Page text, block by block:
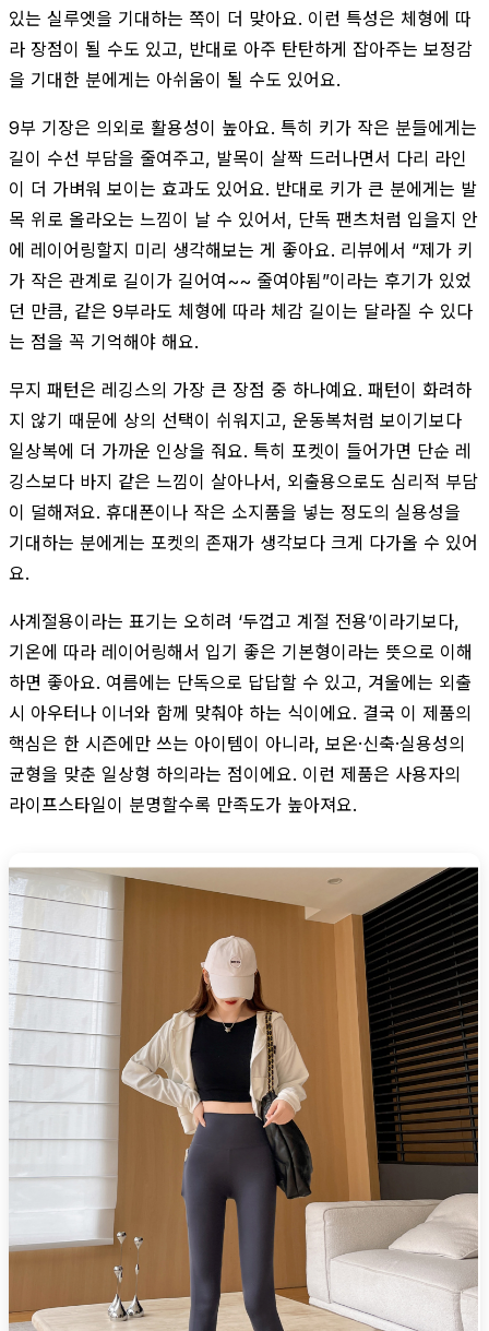
있는 실루엣을 기대하는 쪽이 더 맞아요. 이런 특성은 체형에 따
라 장점이 될 수도 있고, 반대로 아주 탄탄하게 잡아주는 보정감
을 기대한 분에게는 아쉬움이 될 수도 있어요.
9부 기장은 의외로 활용성이 높아요. 특히 키가 작은 분들에게는
길이 수선 부담을 줄여주고, 발목이 살짝 드러나면서 다리 라인
이 더 가벼워 보이는 효과도 있어요. 반대로 키가 큰 분에게는 발
목 위로 올라오는 느낌이 날 수 있어서, 단독 팬츠처럼 입을지 안
에 레이어링할지 미리 생각해보는 게 좋아요. 리뷰에서 “제가 키
가 작은 관계로 길이가 길어여~~ 줄여야됨”이라는 후기가 있었
던 만큼, 같은 9부라도 체형에 따라 체감 길이는 달라질 수 있다
는 점을 꼭 기억해야 해요.
무지 패턴은 레깅스의 가장 큰 장점 중 하나예요. 패턴이 화려하
지 않기 때문에 상의 선택이 쉬워지고, 운동복처럼 보이기보다
일상복에 더 가까운 인상을 줘요. 특히 포켓이 들어가면 단순 레
깅스보다 바지 같은 느낌이 살아나서, 외출용으로도 심리적 부담
이 덜해져요. 휴대폰이나 작은 소지품을 넣는 정도의 실용성을
기대하는 분에게는 포켓의 존재가 생각보다 크게 다가올 수 있어
요.
사계절용이라는 표기는 오히려 ‘두껍고 계절 전용’이라기보다,
기온에 따라 레이어링해서 입기 좋은 기본형이라는 뜻으로 이해
하면 좋아요. 여름에는 단독으로 답답할 수 있고, 겨울에는 외출
시 아우터나 이너와 함께 맞춰야 하는 식이에요. 결국 이 제품의
핵심은 한 시즌에만 쓰는 아이템이 아니라, 보온·신축·실용성의
균형을 맞춘 일상형 하의라는 점이에요. 이런 제품은 사용자의
라이프스타일이 분명할수록 만족도가 높아져요.